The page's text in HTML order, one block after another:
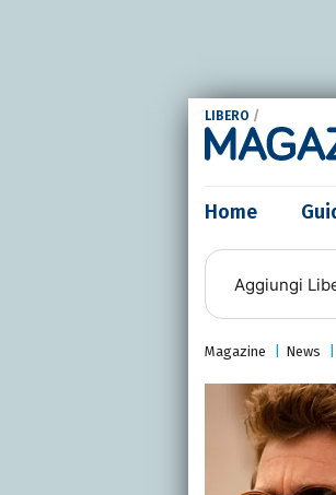
LIBERO /
Home
Aggiungi
Magazine News